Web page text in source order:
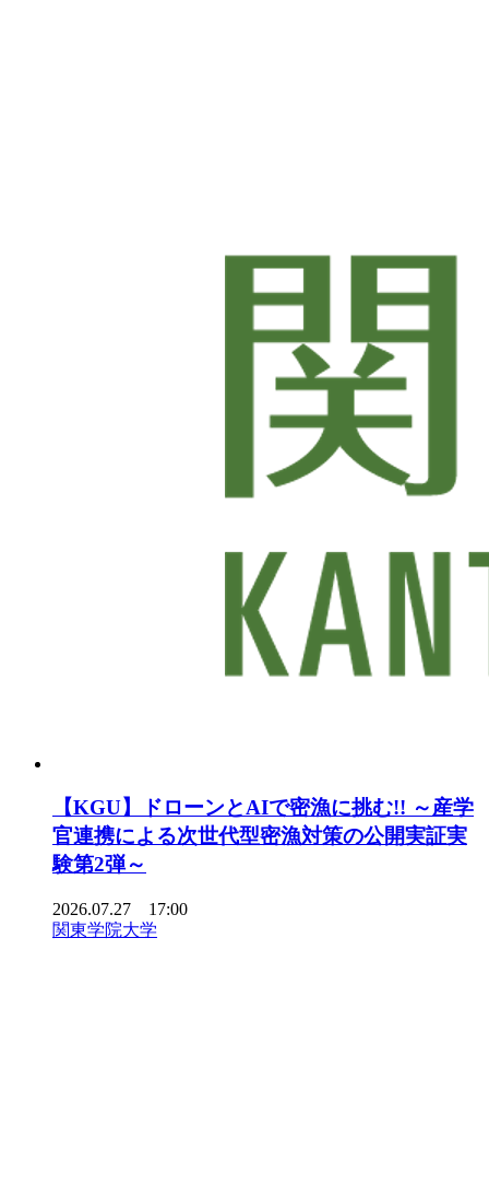
【KGU】ドローンとAIで密漁に挑む!! ～産学
官連携による次世代型密漁対策の公開実証実
験第2弾～
2026.07.27 17:00
関東学院大学